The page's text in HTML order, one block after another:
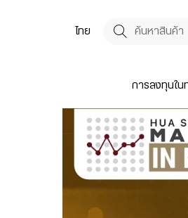
ไทย
การลงทุนใน